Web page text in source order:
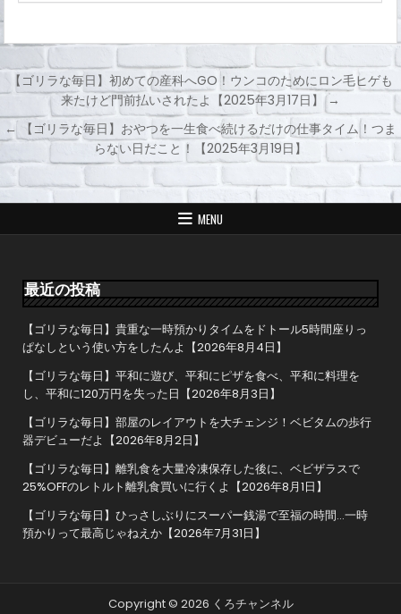
投
稿
ナ
ビ
ー
ョ
【ゴリラな毎日】初めての産科へGO！ウンコのためにロン毛ヒゲも
来たけど門前払いされたよ【2025年3月17日】 →
← 【ゴリラな毎日】おやつを一生食べ続けるだけの仕事タイム！つま
らない日だこと！【2025年3月19日】
MENU
最近の投稿
【ゴリラな毎日】貴重な一時預かりタイムをドトール5時間座りっ
ぱなしという使い方をしたんよ【2026年8月4日】
【ゴリラな毎日】平和に遊び、平和にピザを食べ、平和に料理を
し、平和に120万円を失った日【2026年8月3日】
【ゴリラな毎日】部屋のレイアウトを大チェンジ！ベビタムの歩行
器デビューだよ【2026年8月2日】
【ゴリラな毎日】離乳食を大量冷凍保存した後に、ベビザラスで
25%OFFのレトルト離乳食買いに行くよ【2026年8月1日】
【ゴリラな毎日】ひっさしぶりにスーパー銭湯で至福の時間…一時
預かりって最高じゃねえか【2026年7月31日】
Copyright © 2026 くろチャンネル